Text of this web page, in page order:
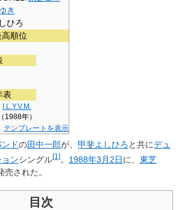
き
ひろ
順位
表
I.L.Y.V.M.
（1988年）
テンプレートを表示
ドの田中一郎が、 甲斐よしひろ と共にデュ
ンシングル[1] 。 1988年3月2日に、 東芝
された。
目次